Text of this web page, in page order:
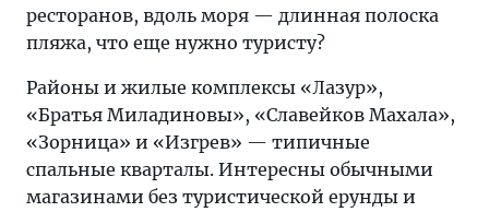
ресторанов, вдоль моря — длинная полоска
пляжа, что еще нужно туристу?
Районы и жилые комплексы «Лазур»,
«Братья Миладиновы», «Славейков Махала»,
«Зорница» и «Изгрев» — типичные
спальные кварталы. Интересны обычными
магазинами без туристической ерунды и